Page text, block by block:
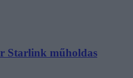
Starlink műholdas